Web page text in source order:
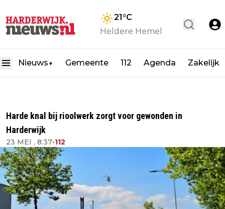
21°C
Heldere Hemel
Nieuws ▼ Gemeente 112 Agenda Zakelijk
Harde knal bij rioolwerk zorgt voor gewonden in
Harderwijk
23 MEI , 8:37•112